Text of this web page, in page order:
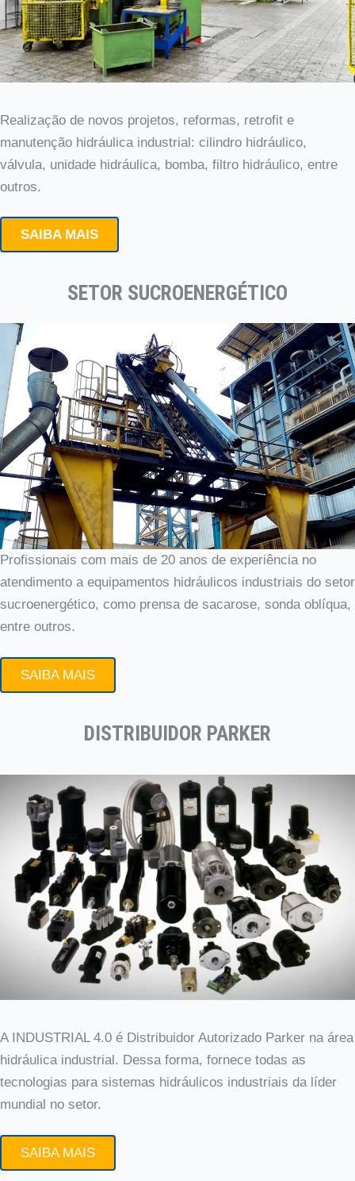
Realização de novos projetos, reformas, retrofit e
manutenção hidráulica industrial: cilindro hidráulico,
válvula, unidade hidráulica, bomba, filtro hidráulico, entre
outros.
SAIBA MAIS
SETOR SUCROENERGÉTICO
Profissionais com mais de 20 anos de experiência no
atendimento a equipamentos hidráulicos industriais do setor
sucroenergético, como prensa de sacarose, sonda oblíqua,
entre outros.
SAIBA MAIS
DISTRIBUIDOR PARKER
A INDUSTRIAL 4.0 é Distribuidor Autorizado Parker na área
hidráulica industrial. Dessa forma, fornece todas as
tecnologias para sistemas hidráulicos industriais da líder
mundial no setor.
SAIBA MAIS